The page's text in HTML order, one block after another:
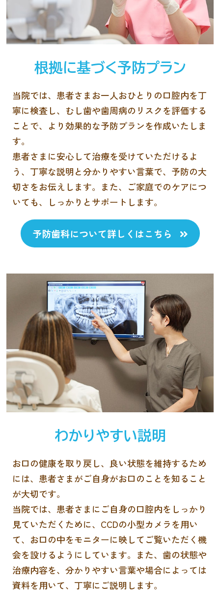
根拠に基づく予防プラン
当院では、患者さまお一人おひとりの口腔内を丁
寧に検査し、むし歯や歯周病のリスクを評価する
ことで、より効果的な予防プランを作成いたしま
す。
患者さまに安心して治療を受けていただけるよ
う、丁寧な説明と分かりやすい言葉で、予防の大
切さをお伝えします。また、ご家庭でのケアにつ
いても、しっかりとサポートします。
予防歯科について詳しくはこちら
わかりやすい説明
お口の健康を取り戻し、良い状態を維持するため
には、患者さまがご自身がお口のことを知ること
が大切です。
当院では、患者さまにご自身の口腔内をしっかり
見ていただくために、CCDの小型カメラを用い
て、お口の中をモニターに映してご覧いただく機
会を設けるようにしています。また、歯の状態や
治療内容を、分かりやすい言葉や場合によっては
資料を用いて、丁寧にご説明します。